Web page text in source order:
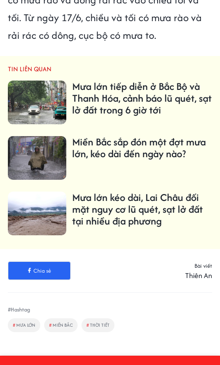
tối. Từ ngày 17/6, chiều và tối có mưa rào và
rải rác có dông, cục bộ có mưa to.
TIN LIÊN QUAN
Mưa lớn tiếp diễn ở Bắc Bộ và
Thanh Hóa, cảnh báo lũ quét, sạt
lở đất trong 6 giờ tới
Miền Bắc sắp đón một đợt mưa
lớn, kéo dài đến ngày nào?
Mưa lớn kéo dài, Lai Châu đối
mặt nguy cơ lũ quét, sạt lở đất
tại nhiều địa phương
Chia sẻ
Bài viết
Thiên An
#Hashtag
# MƯA LỚN # MIỀN BẮC #THỜI TIẾT